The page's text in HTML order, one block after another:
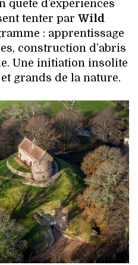
quête d’expériences
tenter par Wild
: apprentissage
construction d’abris
Une initiation insolite
grands de la nature.